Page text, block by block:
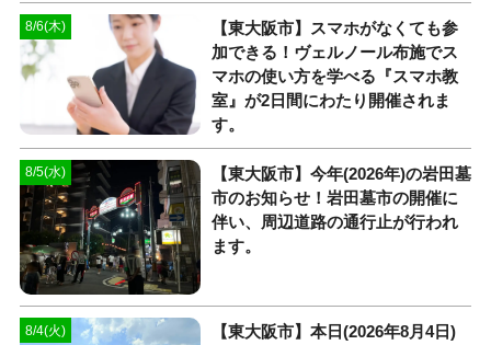
8/6(木)
【東大阪市】スマホがなくても参
加できる！ヴェルノール布施でス
マホの使い方を学べる『スマホ教
室』が2日間にわたり開催されま
す。
8/5(水)
【東大阪市】今年(2026年)の岩田墓
市のお知らせ！岩田墓市の開催に
伴い、周辺道路の通行止が行われ
ます。
8/4(火)
【東大阪市】本日(2026年8月4日)